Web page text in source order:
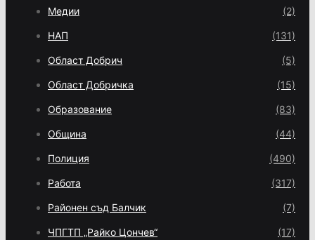
Медии (2)
НАП (131)
Област Добрич (5)
Област Добричка (15)
Образование (83)
Община (44)
Полиция (490)
Работа (317)
Районен съд Балчик (7)
ЧПГТП „Райко Цончев“ (17)